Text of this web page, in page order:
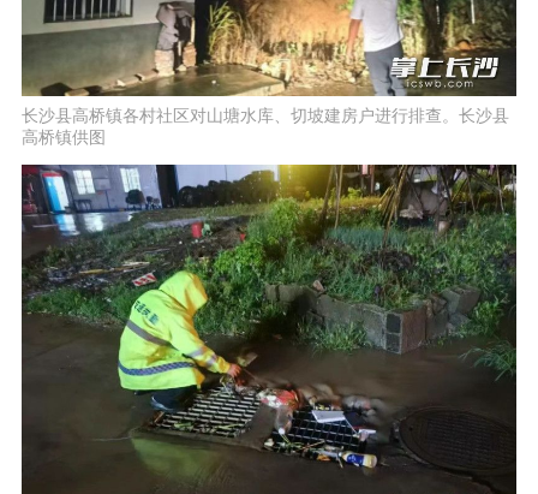
长沙县高桥镇各村社区对山塘水库、切坡建房户进行排查。长沙县
高桥镇供图